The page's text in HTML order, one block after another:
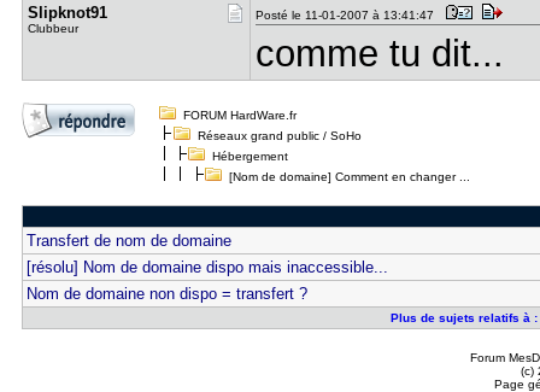
Slipknot91
Clubbeur
Posté le 11-01-2007 à 13:41:47
comme tu dit...
FORUM HardWare.fr
Réseaux grand public / SoHo
Hébergement
[Nom de domaine] Comment en changer ...
Transfert de nom de domaine
[résolu] Nom de domaine dispo mais inaccessible...
Nom de domaine non dispo = transfert ?
Plus de sujets relatifs à :
Forum
(c)
Page